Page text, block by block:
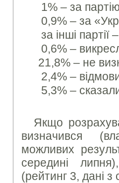
1% – за
0,9% – за
за інші
0,6% –
21,8% – не
2,4% –
5,3% –
Якщо
визначився
можливих
середині
(рейтинг 3, дані